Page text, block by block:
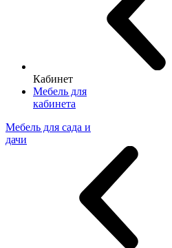
Кабинет
Мебель для
кабинета
Мебель для сада и
дачи